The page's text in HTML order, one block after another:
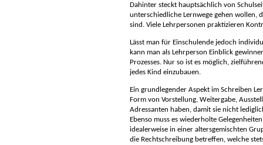
Dahinter steckt hauptsächlich von
unterschiedliche Lernwege gehen wollen,
sind. Viele Lehrpersonen praktizieren
Lässt man für Einschulende jedoch
kann man als Lehrperson Einblick
Prozesses. Nur so ist es möglich,
jedes Kind einzubauen.
Ein grundlegender Aspekt im Schreiben
Form von Vorstellung, Weitergabe,
Adressanten haben, damit sie nicht
Ebenso muss es wiederholte
idealerweise in einer altersgemischten
die Rechtschreibung betreffen, welche